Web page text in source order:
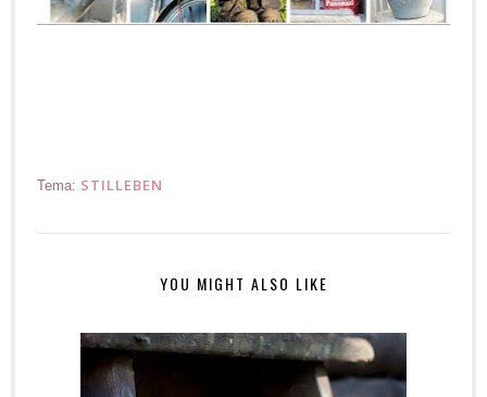
Tema: STILLEBEN
YOU MIGHT ALSO LIKE